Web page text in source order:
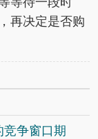
再决定是否购
争窗口期